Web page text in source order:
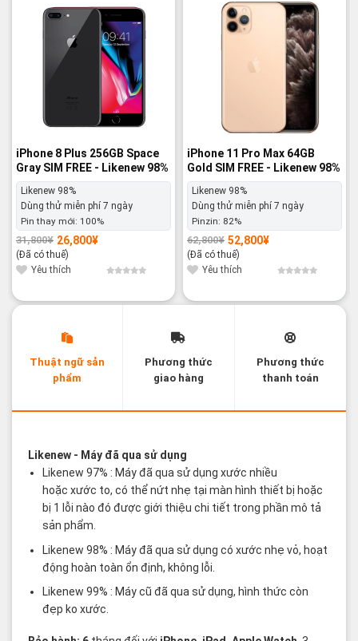
iPhone 8 Plus 256GB Space
Gray SIM FREE - Likenew 98%
Likenew 98%
Dùng thử miễn phí 7 ngày
Pin thay mới: 100%
31,800¥
Giá
gốc
là:
31,800¥.
26,800¥
Giá
hiện
tại
là:
26,800¥.
(Đã có thuế)
Yêu thích
iPhone 11 Pro Max 64GB
Gold SIM FREE - Likenew 98%
Likenew 98%
Dùng thử miễn phí 7 ngày
Pinzin: 82%
62,800¥
Giá
gốc
là:
62,800¥.
52,800¥
Giá
hiện
tại
là:
52,800¥.
(Đã có thuế)
Yêu thích
Thuật ngữ sản
phẩm
Phương thức
giao hàng
Phương thức
thanh toán
Likenew- Máy đã qua sử dụng
Likenew 97% : Máy đã qua sử dụng xước nhiều
hoặc xước to, có thể nứt nhẹ tại màn hình thiết bị hoặc
bị 1 lỗi nào đó được giới thiệu chi tiết trong phần mô tả
sản phẩm.
Likenew 98% : Máy đã qua sử dụng có xước nhẹ vỏ, hoạt
động hoàn toàn ổn định, không lỗi.
Likenew 99% : Máy cũ đã qua sử dụng, hình thức còn
đẹp ko xước.